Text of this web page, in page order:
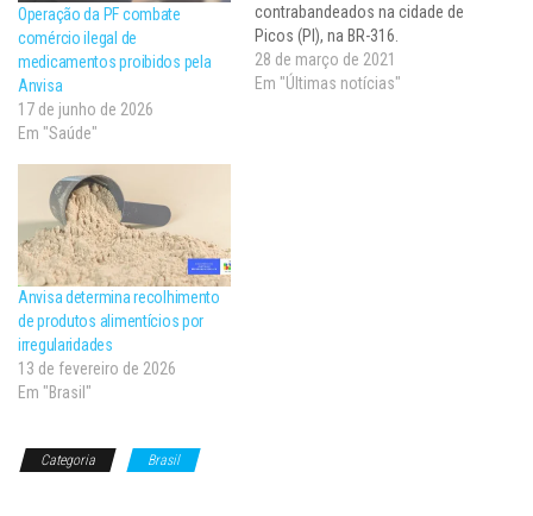
Operação da PF combate
comércio ilegal de
medicamentos proibidos pela
Anvisa
17 de junho de 2026
Em "Saúde"
contrabandeados na cidade de
Picos (PI), na BR-316.
Considerada a maior
apreensão de cigarros do ano,
28 de março de 2021
Em "Últimas notícias"
Anvisa determina recolhimento
de produtos alimentícios por
irregularidades
13 de fevereiro de 2026
Em "Brasil"
Categoria Brasil